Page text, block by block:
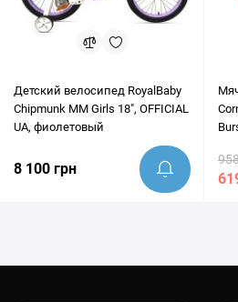
Детский велосипед RoyalBaby
Chipmunk MM Girls 18", OFFICIAL
UA, фиолетовый
8 100 грн